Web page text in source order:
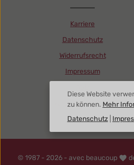
Karriere
Datenschutz
Widerrufsrecht
Impressum
Vertrag widerrufen
© 1987 - 2026 - avec beaucoup
Diese Website
zu können. Mehr
Datenschutz|